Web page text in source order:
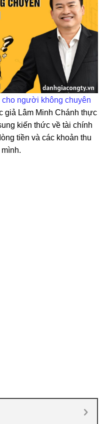
người không chuyên
giả Lâm Minh Chánh thực
kiến thức về tài chính
tiền và các khoản thu